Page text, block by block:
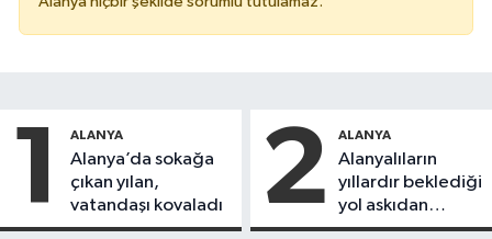
1 ALANYA
Alanya’da sokağa
çıkan yılan,
vatandaşı kovaladı
2 ALANYA
Alanyalıların
yıllardır beklediği
yol askıdan
döndü